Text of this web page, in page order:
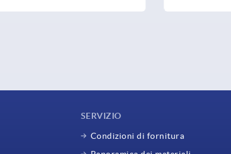
SERVIZIO
Condizioni di fornitura